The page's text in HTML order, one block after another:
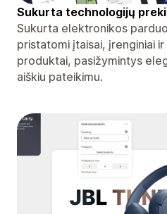
Sukurta technologijų
Sukurta elektronikos
pristatomi įtaisai, įrenginiai
produktai, pasižymintys
aiškiu pateikimu.